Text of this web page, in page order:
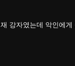
강자였는데 악인에
동명이인 소년이 우
는 모든 것을 지키기